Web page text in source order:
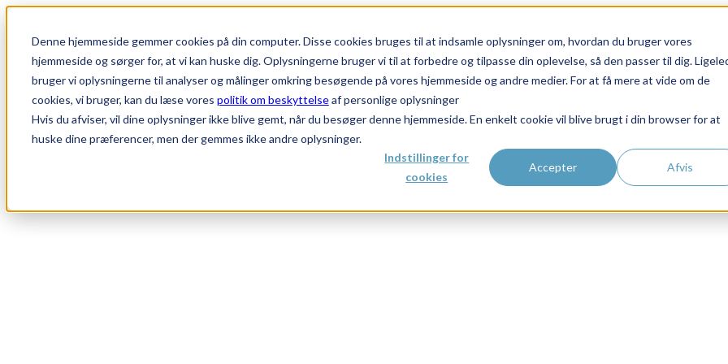
Denne hjemmeside gemmer cookies på din computer. Disse cookies bruges til at indsamle oplysninger om, hvordan du bruger vores
hjemmeside og sørger for, at vi kan huske dig. Oplysningerne bruger vi til at forbedre og tilpasse din oplevelse, så den passer til dig.
bruger vi oplysningerne til analyser og målinger omkring besøgende på vores hjemmeside og andre medier. For at få mere at vide om de
cookies, vi bruger, kan du læse vores politik om beskyttelseaf personlige oplysninger
Hvis du afviser, vil dine oplysninger ikke blive gemt, når du besøger denne hjemmeside. En enkelt cookie vil blive brugt i din browser for at
huske dine præferencer, men der gemmes ikke andre oplysninger.
Indstillinger for
cookies
Accepter Afvis